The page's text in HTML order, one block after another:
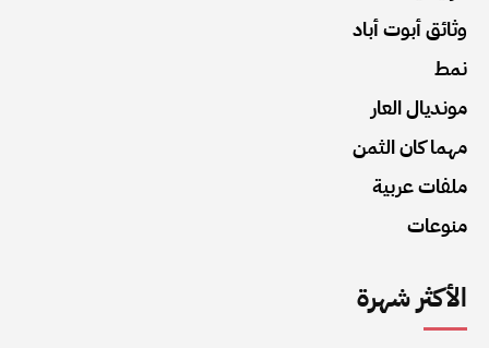
وثائق أبوت أباد
نمط
مونديال العار
مهما كان الثمن
ملفات عربية
منوعات
الأكثر شهرة